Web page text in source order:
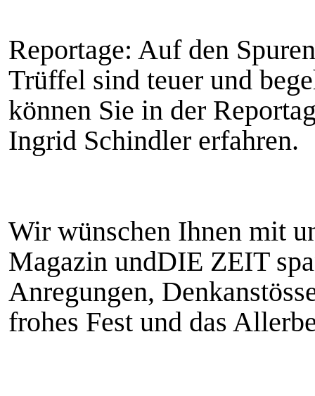
Reportage: Auf den
Trüffel sind teuer und
können Sie in der
Ingrid Schindler erfahren.
Wir wünschen Ihnen mit
Magazin undDIE ZEIT
Anregungen,
frohes Fest und das